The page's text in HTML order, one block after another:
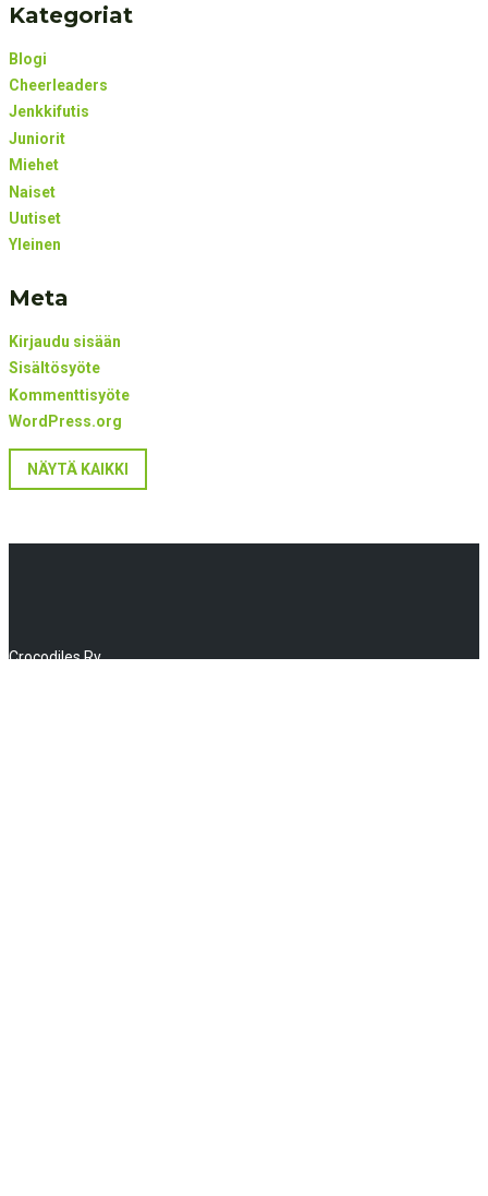
Kategoriat
Blogi
Cheerleaders
Jenkkifutis
Juniorit
Miehet
Naiset
Uutiset
Yleinen
Meta
Kirjaudu sisään
Sisältösyöte
Kommenttisyöte
WordPress.org
NÄYTÄ KAIKKI
Crocodiles Ry